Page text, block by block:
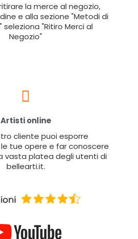
la merce al negozio,
e alla sezione "Metodi di
seleziona "Ritiro Merci al
Negozio"
Artisti online
cliente puoi esporre
tue opere e far conoscere
vasta platea degli utenti di
bellearti.it.